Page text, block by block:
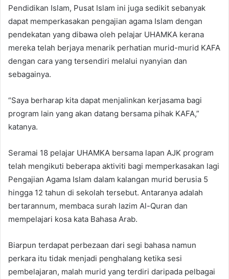
Pendidikan Islam, Pusat Islam ini juga sedikit sebanyak
dapat memperkasakan pengajian agama Islam dengan
pendekatan yang dibawa oleh pelajar UHAMKA kerana
mereka telah berjaya menarik perhatian murid-murid KAFA
dengan cara yang tersendiri melalui nyanyian dan
sebagainya.
“Saya berharap kita dapat menjalinkan kerjasama bagi
program lain yang akan datang bersama pihak KAFA,”
katanya.
Seramai 18 pelajar UHAMKA bersama lapan AJK program
telah mengikuti beberapa aktiviti bagi memperkasakan lagi
Pengajian Agama Islam dalam kalangan murid berusia 5
hingga 12 tahun di sekolah tersebut. Antaranya adalah
bertarannum, membaca surah lazim Al-Quran dan
mempelajari kosa kata Bahasa Arab.
Biarpun terdapat perbezaan dari segi bahasa namun
perkara itu tidak menjadi penghalang ketika sesi
pembelajaran, malah murid yang terdiri daripada pelbagai